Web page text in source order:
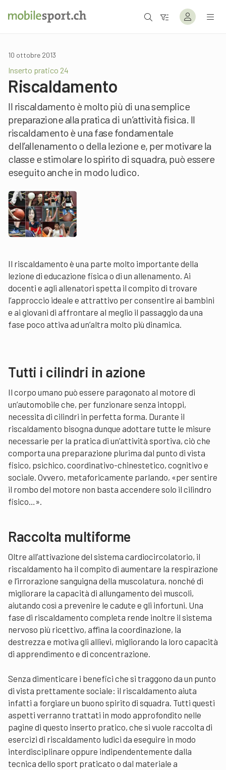
10 ottobre 2013
Inserto pratico 24
Riscaldamento
Il riscaldamento è molto più di una semplice
preparazione alla pratica di un’attività fisica. Il
riscaldamento è una fase fondamentale
dell’allenamento o della lezione e, per motivare la
classe e stimolare lo spirito di squadra, può essere
eseguito anche in modo ludico.
Il riscaldamento è una parte molto importante della
lezione di educazione fisica o di un allenamento. Ai
docenti e agli allenatori spetta il compito di trovare
l’approccio ideale e attrattivo per consentire ai bambini
e ai giovani di affrontare al meglio il passaggio da una
fase poco attiva ad un’altra molto più dinamica.
Tutti i cilindri in azione
Il corpo umano può essere paragonato al motore di
un’automobile che, per funzionare senza intoppi,
necessita di cilindri in perfetta forma. Durante il
riscaldamento bisogna dunque adottare tutte le misure
necessarie per la pratica di un’attività sportiva, ciò che
comporta una preparazione plurima dal punto di vista
fisico, psichico, coordinativo-chinestetico, cognitivo e
sociale. Ovvero, metaforicamente parlando, «per sentire
il rombo del motore non basta accendere solo il cilindro
fisico…».
Raccolta multiforme
Oltre all’attivazione del sistema cardiocircolatorio, il
riscaldamento ha il compito di aumentare la respirazione
e l’irrorazione sanguigna della muscolatura, nonché di
migliorare la capacità di allungamento dei muscoli,
aiutando così a prevenire le cadute e gli infortuni. Una
fase di riscaldamento completa rende inoltre il sistema
nervoso più ricettivo, affina la coordinazione, la
destrezza e motiva gli allievi, migliorando la loro capacità
di apprendimento e di concentrazione.
Senza dimenticare i benefici che si traggono da un punto
di vista prettamente sociale: il riscaldamento aiuta
infatti a forgiare un buono spirito di squadra. Tutti questi
aspetti verranno trattati in modo approfondito nelle
pagine di questo inserto pratico, che si vuole raccolta di
esercizi di riscaldamento ludici da eseguire in modo
interdisciplinare oppure indipendentemente dalla
tecnica dello sport praticato o dal materiale a